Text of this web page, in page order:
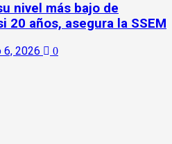
nivel más bajo de
20 años, asegura la SSEM
6, 2026 0